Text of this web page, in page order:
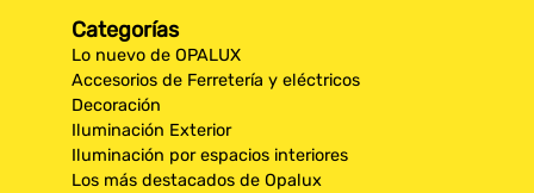
Categorías
Lo nuevo de OPALUX
Accesorios de Ferretería y eléctricos
Decoración
Iluminación Exterior
Iluminación por espacios interiores
Los más destacados de Opalux